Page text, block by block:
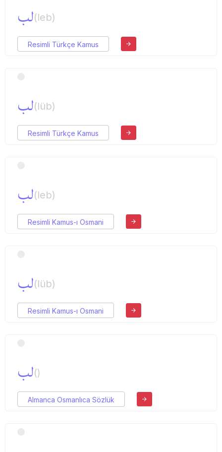
لب(leb)
Resimli Türkçe Kamus
لب(lüb)
Resimli Türkçe Kamus
لب(leb)
Resimli Kamus-ı Osmani
لب(lüb)
Resimli Kamus-ı Osmani
لب()
Almanca Osmanlıca Sözlük